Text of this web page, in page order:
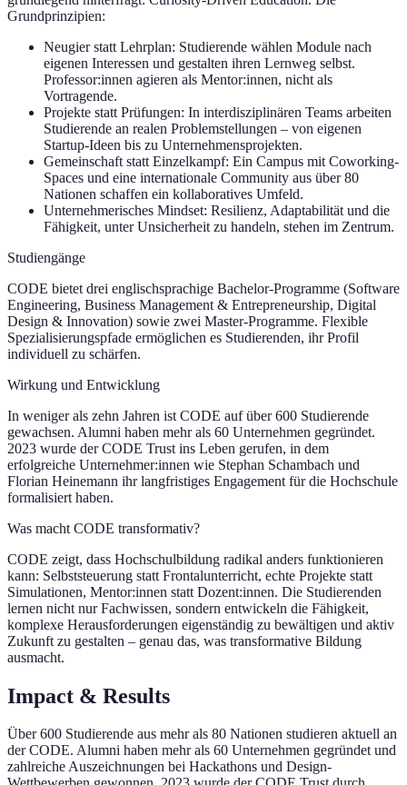
Grundprinzipien:
Neugier statt Lehrplan: Studierende wählen Module nach
eigenen Interessen und gestalten ihren Lernweg selbst.
Professor:innen agieren als Mentor:innen, nicht als
Vortragende.
Projekte statt Prüfungen: In interdisziplinären Teams arbeiten
Studierende an realen Problemstellungen – von eigenen
Startup-Ideen bis zu Unternehmensprojekten.
Gemeinschaft statt Einzelkampf: Ein Campus mit Coworking-
Spaces und eine internationale Community aus über 80
Nationen schaffen ein kollaboratives Umfeld.
Unternehmerisches Mindset: Resilienz, Adaptabilität und die
Fähigkeit, unter Unsicherheit zu handeln, stehen im Zentrum.
Studiengänge
CODE bietet drei englischsprachige Bachelor-Programme (Software
Engineering, Business Management & Entrepreneurship, Digital
Design & Innovation) sowie zwei Master-Programme. Flexible
Spezialisierungspfade ermöglichen es Studierenden, ihr Profil
individuell zu schärfen.
Wirkung und Entwicklung
In weniger als zehn Jahren ist CODE auf über 600 Studierende
gewachsen. Alumni haben mehr als 60 Unternehmen gegründet.
2023 wurde der CODE Trust ins Leben gerufen, in dem
erfolgreiche Unternehmer:innen wie Stephan Schambach und
Florian Heinemann ihr langfristiges Engagement für die Hochschule
formalisiert haben.
Was macht CODE transformativ?
CODE zeigt, dass Hochschulbildung radikal anders funktionieren
kann: Selbststeuerung statt Frontalunterricht, echte Projekte statt
Simulationen, Mentor:innen statt Dozent:innen. Die Studierenden
lernen nicht nur Fachwissen, sondern entwickeln die Fähigkeit,
komplexe Herausforderungen eigenständig zu bewältigen und aktiv
Zukunft zu gestalten – genau das, was transformative Bildung
ausmacht.
Impact & Results
Über 600 Studierende aus mehr als 80 Nationen studieren aktuell an
der CODE. Alumni haben mehr als 60 Unternehmen gegründet und
zahlreiche Auszeichnungen bei Hackathons und Design-